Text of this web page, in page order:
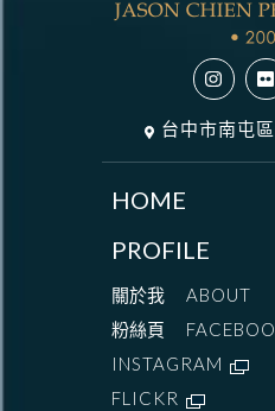
HOME
PROFILE
關於我
ABOUT
粉絲頁
INSTAGRAM
FLICKR
台中市南屯